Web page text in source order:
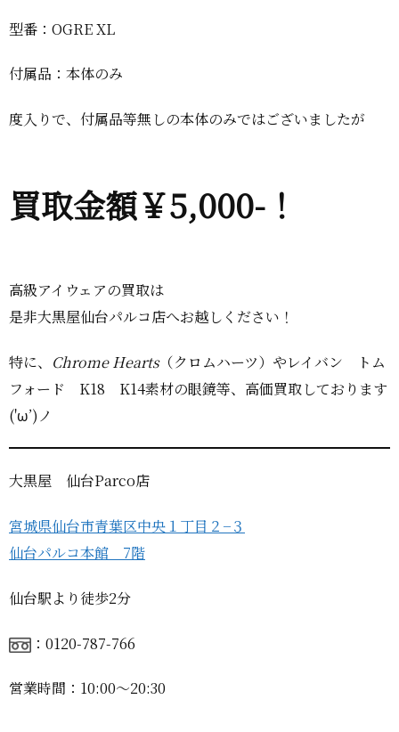
型番：OGRE XL
付属品：本体のみ
度入りで、付属品等無しの本体のみではございましたが
買取金額￥5,000-！
高級アイウェアの買取は
是非大黒屋仙台パルコ店へお越しください！
特に、 Chrome Hearts（クロムハーツ）やレイバン トム
フォード K18 K14素材の眼鏡等、高価買取しております
('ω’)ノ
大黒屋 仙台Parco店
宮城県仙台市青葉区中央１丁目２−３
仙台パルコ本館 7階
仙台駅より徒歩2分
：0120-787-766
営業時間：10:00〜20:30